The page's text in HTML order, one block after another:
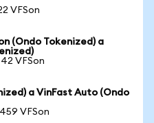
VFSon
(Ondo Tokenized) a
VFSon
a VinFast Auto (Ondo
VFSon